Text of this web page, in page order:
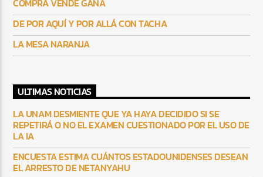
DE POR AQUÍ Y POR ALLÁ CON TACHA
LA MESA NARANJA
ULTIMAS NOTICIAS
LA UNAM DESMIENTE QUE YA HAYA DECIDIDO SI SE
REPETIRÁ O NO EL EXAMEN CUESTIONADO POR EL USO DE
LA IA
ENCUESTA ESTIMA CUÁNTOS ESTADOUNIDENSES DESEAN
EL ARRESTO DE NETANYAHU